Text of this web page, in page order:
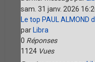
sam. 31 janv. 2026
Le top PAUL ALMOND
par Libra
0 Réponses
1124 Vues